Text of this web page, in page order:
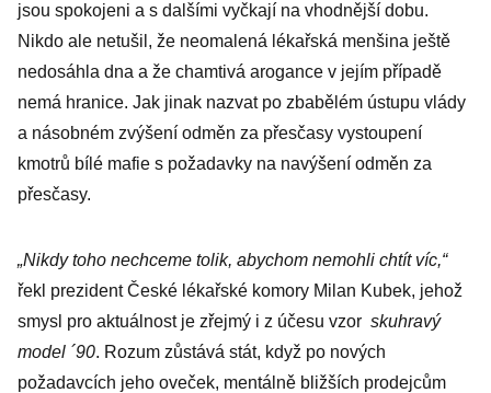
jsou spokojeni a s dalšími vyčkají na vhodnější dobu.
Nikdo ale netušil, že neomalená lékařská menšina ještě
nedosáhla dna a že chamtivá arogance v jejím případě
nemá hranice. Jak jinak nazvat po zbabělém ústupu vlády
a násobném zvýšení odměn za přesčasy vystoupení
kmotrů bílé mafie s požadavky na navýšení odměn za
přesčasy.
„Nikdy toho nechceme tolik, abychom nemohli chtít víc,“
řekl prezident České lékařské komory Milan Kubek, jehož
smysl pro aktuálnost je zřejmý i z účesu vzor skuhravý
model ´90. Rozum zůstává stát, když po nových
požadavcích jeho oveček, mentálně bližších prodejcům